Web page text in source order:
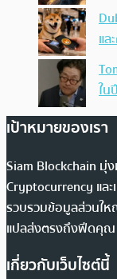
แล
ใน
เป้าหมายของเรา
Siam Blockchain มุ่
Cryptocurrency และ
รวบรวมข้อมูลส่วนให
แปลส่งตรงถึงฟีดคุณ
เกี่ยวกับเว็บไซต์นี้